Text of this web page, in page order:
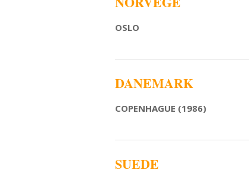
OSLO
DANEMARK
COPENHAGUE (1986)
SUEDE